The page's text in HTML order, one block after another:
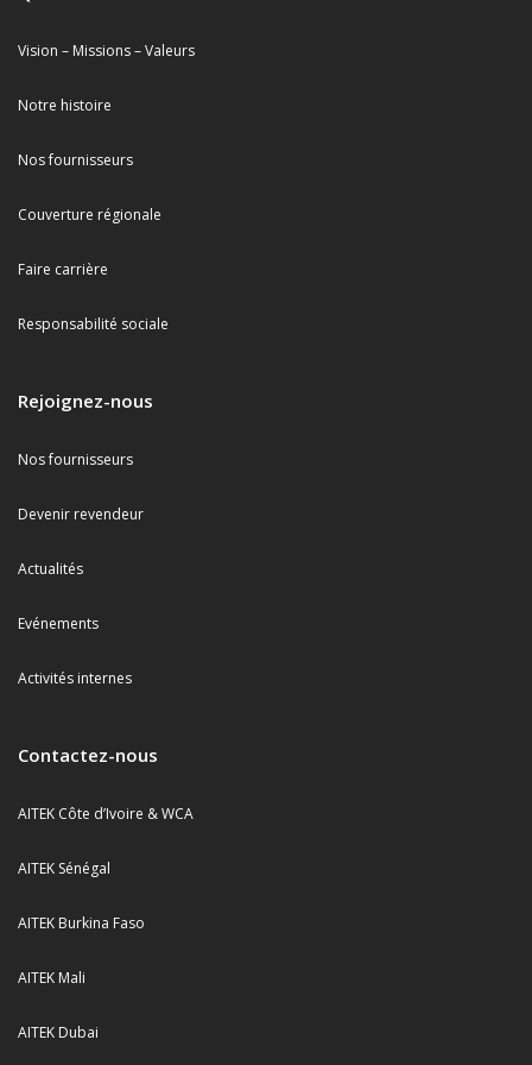
Vision – Missions – Valeurs
Notre histoire
Nos fournisseurs
Couverture régionale
Faire carrière
Responsabilité sociale
Rejoignez-nous
Nos fournisseurs
Devenir revendeur
Actualités
Evénements
Activités internes
Contactez-nous
AITEK Côte d’Ivoire & WCA
AITEK Sénégal
AITEK Burkina Faso
AITEK Mali
AITEK Dubai